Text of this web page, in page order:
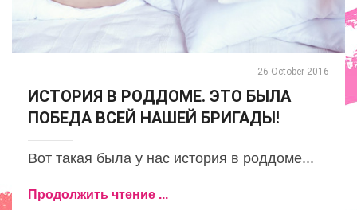
26 October 2016
ИСТОРИЯ В РОДДОМЕ. ЭТО БЫЛА
ПОБЕДА ВСЕЙ НАШЕЙ БРИГАДЫ!
Вот такая была у нас история в роддоме...
Продолжить чтение ...